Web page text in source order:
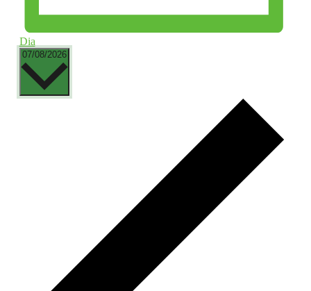
Dia
07/08/2026 Selecciona